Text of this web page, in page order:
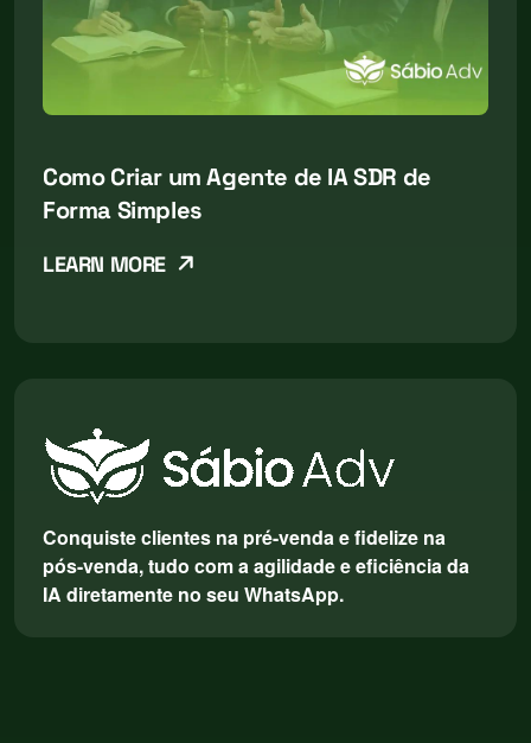
Como Criar um Agente de IA SDR de
Forma Simples
LEARN MORE
Conquiste clientes na pré-venda e fidelize na
pós-venda, tudo com a agilidade e eficiência da
IA diretamente no seu WhatsApp.